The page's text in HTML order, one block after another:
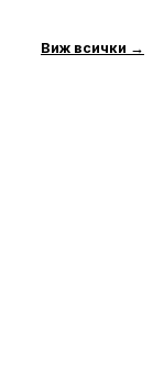
Виж всички →